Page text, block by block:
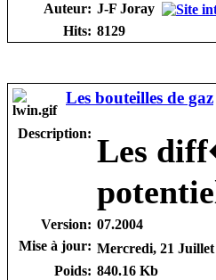
Auteur: J-F Joray
Hits: 8129
Les bouteilles de gaz
Description: Les
Version: 07.2004
Mise à jour: Mercredi, 21
Poids: 840.16 Kb